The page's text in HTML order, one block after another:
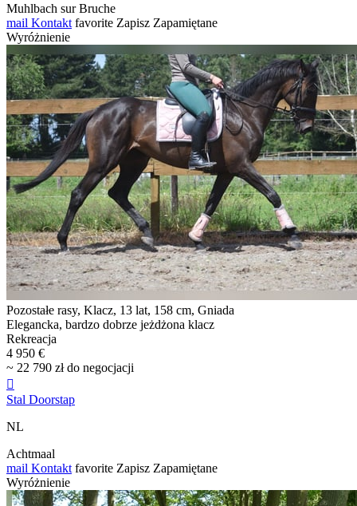
Muhlbach sur Bruche
mail Kontakt favorite Zapisz Zapamiętane
Wyróżnienie
Pozostałe rasy, Klacz, 13 lat, 158 cm, Gniada
Elegancka, bardzo dobrze jeżdżona klacz
Rekreacja
4 950 €
~ 22 790 zł do negocjacji

Stal Doorstap
NL
Achtmaal
mail Kontakt favorite Zapisz Zapamiętane
Wyróżnienie